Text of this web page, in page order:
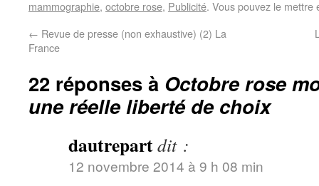
mammographie, octobre rose, Publicité. Vous pouvez le
← Revue de presse (non exhaustive) (2) La
France
22 réponses à Octobre rose
une réelle liberté de choix
dautrepartdit :
12 novembre 2014 à 9 h 08 min